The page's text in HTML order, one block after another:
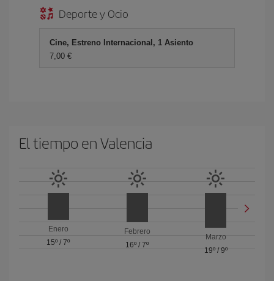
Deporte y Ocio
Cine, Estreno Internacional, 1 Asiento
7,00 €
El tiempo en Valencia
Enero
15º /7º
Febrero
16º / 7º
Marzo
19º/ 9º